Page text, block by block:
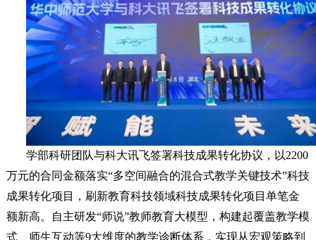
学部科研团队与科大讯飞签署科技成果转化协议，以2200
万元的合同金额落实“多空间融合的混合式教学关键技术”科技
成果转化项目，刷新教育科技领域科技成果转化项目单笔金
额新高。自主研发“师说”教师教育大模型，构建起覆盖教学模
式、师生互动等9大维度的教学诊断体系，实现从宏观策略到